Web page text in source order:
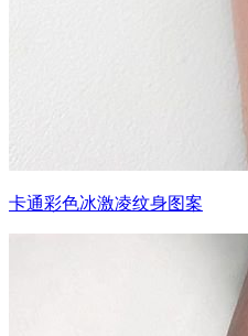
卡通彩色冰激凌纹身图案